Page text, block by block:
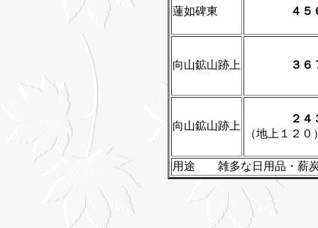
蓮如碑東 ４５
向山鉱山跡上 ３６
向山鉱山跡上
２４
（地上１２０
用途 雑多な日用品・薪